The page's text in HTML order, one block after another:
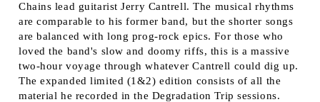
Chains lead guitarist Jerry Cantrell. The musical rhythms
are comparable to his former band, but the shorter songs
are balanced with long prog-rock epics. For those who
loved the band's slow and doomy riffs, this is a massive
two-hour voyage through whatever Cantrell could dig up.
The expanded limited (1&2) edition consists of all the
material he recorded in the Degradation Trip sessions.